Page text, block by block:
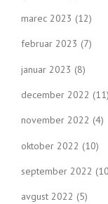
marec 2023 (12)
februar 2023 (7)
januar 2023 (8)
december 2022 (11)
november 2022 (4)
oktober 2022 (10)
september 2022
avgust 2022 (5)